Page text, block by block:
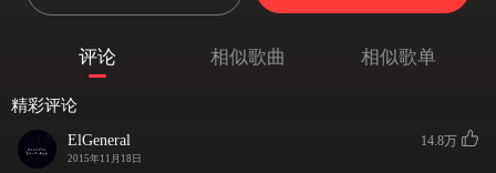
感情是用来浏览 还是用来珍藏
熬过了多久患难 湿了多长眼眶
评论 相似歌曲 相似歌单
精彩评论
ElGeneral
2015年11月18日
14.8万